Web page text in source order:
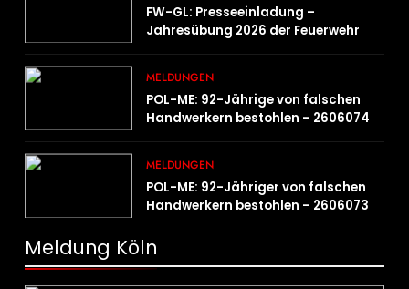
FW-GL: Presseeinladung –
Jahresübung 2026 der Feuerwehr
MELDUNGEN
POL-ME: 92-Jährige von falschen
Handwerkern bestohlen – 2606074
MELDUNGEN
POL-ME: 92-Jähriger von falschen
Handwerkern bestohlen – 2606073
Meldung Köln